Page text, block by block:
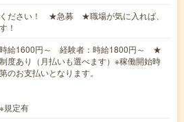
ださい！ ★急募 ★職場が気に入れば、
！
時給1600円～ 経験者：時給1800円～ ★
度あり（月払いも選べます）※稼働開始時
のお支払いとなります。
規定有